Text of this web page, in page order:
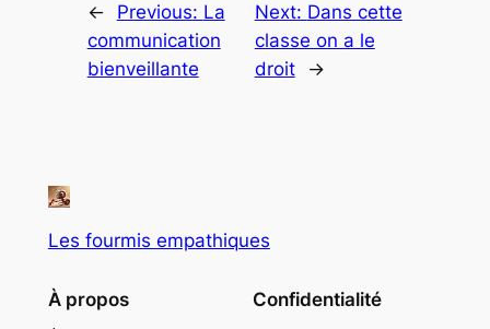
← Previous: La
communication
bienveillante
Next: Dans cette
classe on a le
droit
→
Les fourmis empathiques
À propos Confidentialité